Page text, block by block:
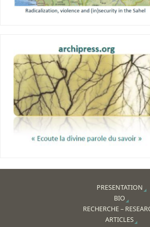
PRESENTATION
BIO
RECHERCHE –
ARTICLES